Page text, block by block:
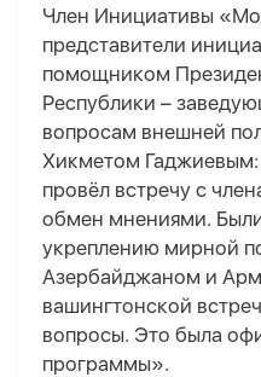
Член Инициативы
представители
помощником
Республики –
вопросам внешней
Хикметом
провёл встречу с
обмен мнениями.
укреплению мирной
Азербайджаном и
вашингтонской
вопросы. Это была
программы».